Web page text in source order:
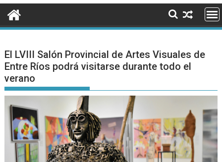
El LVIII Salón Provincial de Artes Visuales de
Entre Ríos podrá visitarse durante todo el
verano